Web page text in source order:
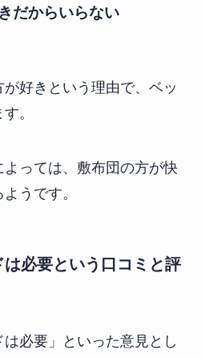
だからいらない
好きという理由で、ベッ
。
っては、敷布団の方が快
うです。
必要という口コミと評
は必要」といった意見とし